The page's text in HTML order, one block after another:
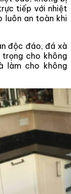
tiếp với nhiệt
luôn an toàn khi
độc đáo, đá xà
cho không
làm cho không